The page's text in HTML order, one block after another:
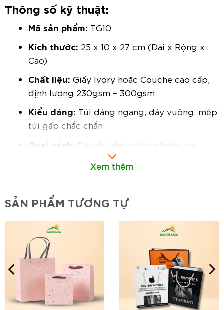
Thông số kỹ thuật:
Mã sản phẩm: TG10
Kích thước: 25 x 10 x 27 cm (Dài x Rộng x
Cao)
Chất liệu: Giấy Ivory hoặc Couche cao cấp,
định lượng 230gsm – 300gsm
Kiểu dáng: Túi dáng ngang, đáy vuông, mép
túi gấp chắc chắn
Quai xách: Dây dù, dây cotton hoặc ruy
Thiết kế túi ngang sang trọng, lạ mắt:
Khác biệt so với các mẫu túi đứng truyền
thống, dáng ngang tạo điểm nhấn hiện đại và
tinh tế cho bao bì sản phẩm.
Chất liệu giấy cao cấp:
Độ dày lý tưởng
giúp túi cứng cáp, cầm chắc tay và bảo vệ
Xem thêm
SẢN PHẨM TƯƠNG TỰ